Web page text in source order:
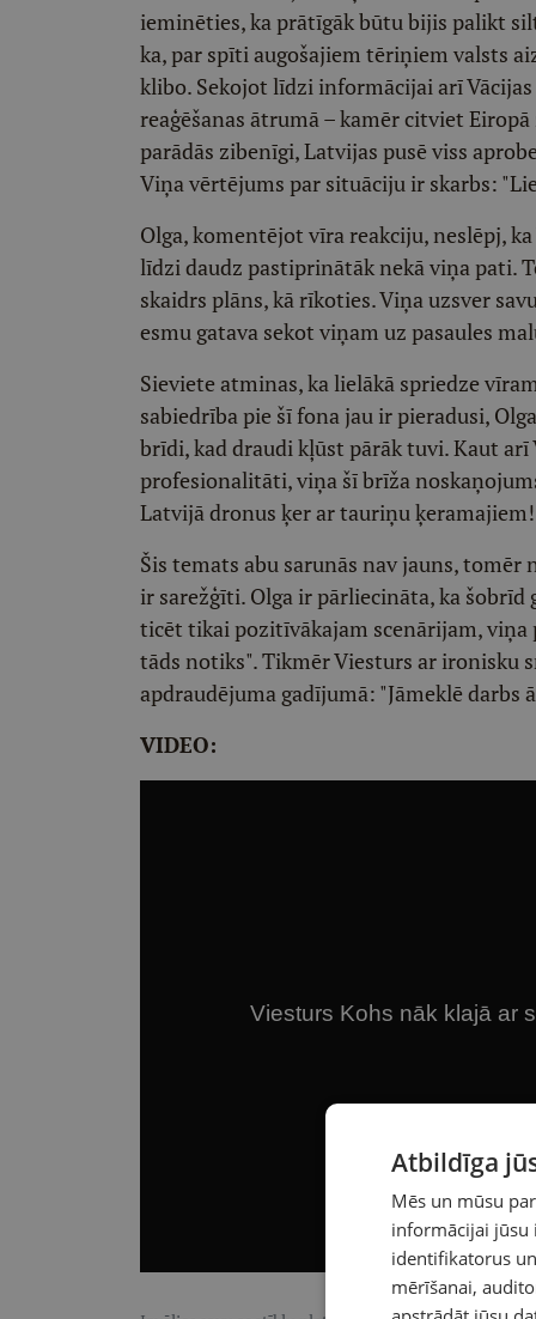
ieminēties, ka prātīgāk būtu bijis palikt
ka, par spīti augošajiem tēriņiem valsts
klibo. Sekojot līdzi informācijai arī
reaģēšanas ātrumā – kamēr citviet
parādās zibenīgi, Latvijas pusē viss
Viņa vērtējums par situāciju ir skarbs:
Olga, komentējot vīra reakciju, neslēpj,
līdzi daudz pastiprinātāk nekā viņa pati.
skaidrs plāns, kā rīkoties. Viņa uzsver
esmu gatava sekot viņam uz pasaules
Sieviete atminas, ka lielākā spriedze
sabiedrība pie šī fona jau ir pieradusi,
brīdi, kad draudi kļūst pārāk tuvi. Kaut
profesionalitāti, viņa šī brīža
Latvijā dronus ķer ar tauriņu
Šis temats abu sarunās nav jauns,
ir sarežģīti. Olga ir pārliecināta, ka
ticēt tikai pozitīvākajam scenārijam, viņa
tāds notiks". Tikmēr Viesturs ar ironisku
apdraudējuma gadījumā: "Jāmeklē darbs
VIDEO:
Atbildīga
Mēs un mūsu
informācijai jūsu
identifikatorus
mērīšanai,